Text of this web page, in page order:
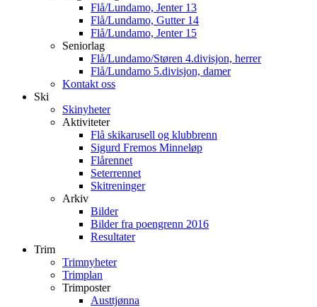
Flå/Lundamo, Jenter 13
Flå/Lundamo, Gutter 14
Flå/Lundamo, Jenter 15
Seniorlag
Flå/Lundamo/Støren 4.divisjon, herrer
Flå/Lundamo 5.divisjon, damer
Kontakt oss
Ski
Skinyheter
Aktiviteter
Flå skikarusell og klubbrenn
Sigurd Fremos Minneløp
Flårennet
Seterrennet
Skitreninger
Arkiv
Bilder
Bilder fra poengrenn 2016
Resultater
Trim
Trimnyheter
Trimplan
Trimposter
Austtjønna